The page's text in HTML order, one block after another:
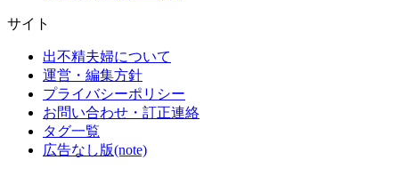
サイト
出不精夫婦について
運営・編集方針
プライバシーポリシー
お問い合わせ・訂正連絡
タグ一覧
広告なし版(note)